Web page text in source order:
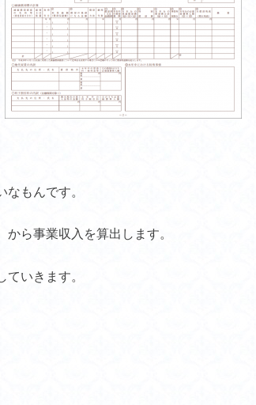
もんです。
ら事業収入を算出します。
いきます。